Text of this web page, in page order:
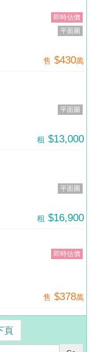
即時估價
平面圖
售 $430萬
平面圖
租 $13,000
平面圖
租 $16,900
即時估價
售 $378萬
頁